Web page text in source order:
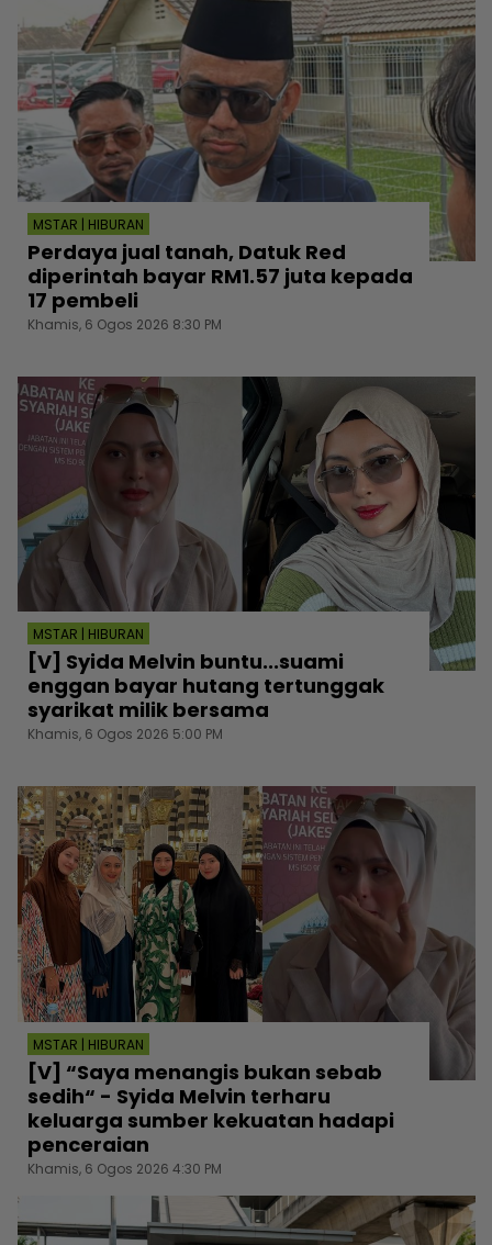
MSTAR | HIBURAN
Perdaya jual tanah, Datuk Red
diperintah bayar RM1.57 juta kepada
17 pembeli
Khamis, 6 Ogos 2026 8:30 PM
MSTAR | HIBURAN
[V] Syida Melvin buntu...suami
enggan bayar hutang tertunggak
syarikat milik bersama
Khamis, 6 Ogos 2026 5:00 PM
MSTAR | HIBURAN
[V] “Saya menangis bukan sebab
sedih“ - Syida Melvin terharu
keluarga sumber kekuatan hadapi
penceraian
Khamis, 6 Ogos 2026 4:30 PM